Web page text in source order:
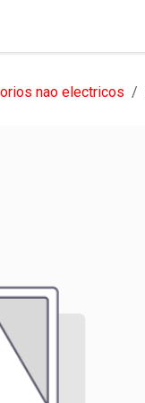
nao electricos